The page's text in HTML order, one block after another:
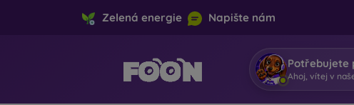
Zelená energie Napište nám
Potřebujete
Js|